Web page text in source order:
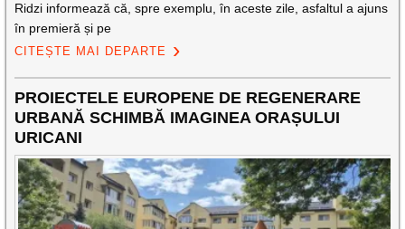
Ridzi informează că, spre exemplu, în aceste zile, asfaltul a ajuns
în premieră și pe
CITEȘTE MAI DEPARTE
PROIECTELE EUROPENE DE REGENERARE
URBANĂ SCHIMBĂ IMAGINEA ORAȘULUI
URICANI